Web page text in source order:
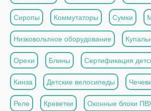
Сиропы Коммутаторы Сумки
Низковольтное оборудование
Орехи Блины Сертификация
Кинза Детские велосипеды
Реле Креветки Оконные блоки